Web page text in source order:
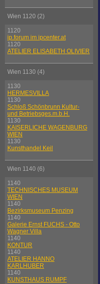
Wien 1120 (2)
1120
ip.forum im ipcenter.at
1120
ATELIER ELISABETH OLIVIER
Wien 1130 (4)
1130
HERMESVILLA
1130
Schloß Schönbrunn Kultur-
und Betriebsges.m.b.H.
1130
KAISERLICHE WAGENBURG
WIEN
1130
Kunsthandel Keil
Wien 1140 (6)
1140
TECHNISCHES MUSEUM
WIEN
1140
Bezirksmuseum Penzing
1140
Galerie Ernst FUCHS - Otto
Wagner Villa
1140
KONTUR
1140
ATELIER HANNO
KARLHUBER
1140
KUNSTHAUS RUMPF